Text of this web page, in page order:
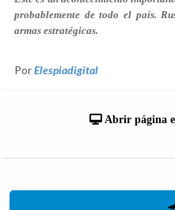
probablemente de todo el país.
armas estratégicas.
PorElespiadigital
Abrir página